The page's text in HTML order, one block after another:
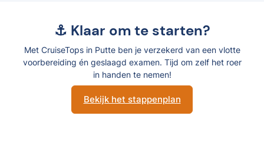
⚓ Klaar om te starten?
Met CruiseTops in Putte ben je verzekerd van een vlotte
voorbereiding én geslaagd examen. Tijd om zelf het roer
in handen te nemen!
Bekijk het stappenplan